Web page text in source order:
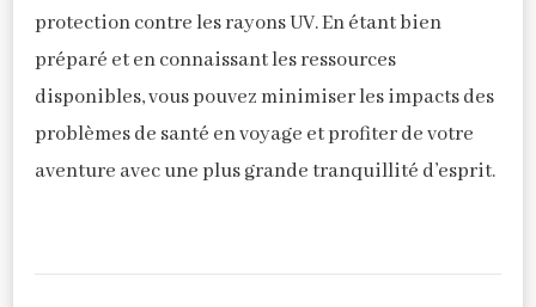
protection contre les rayons UV. En étant bien
préparé et en connaissant les ressources
disponibles, vous pouvez minimiser les impacts des
problèmes de santé en voyage et profiter de votre
aventure avec une plus grande tranquillité d’esprit.